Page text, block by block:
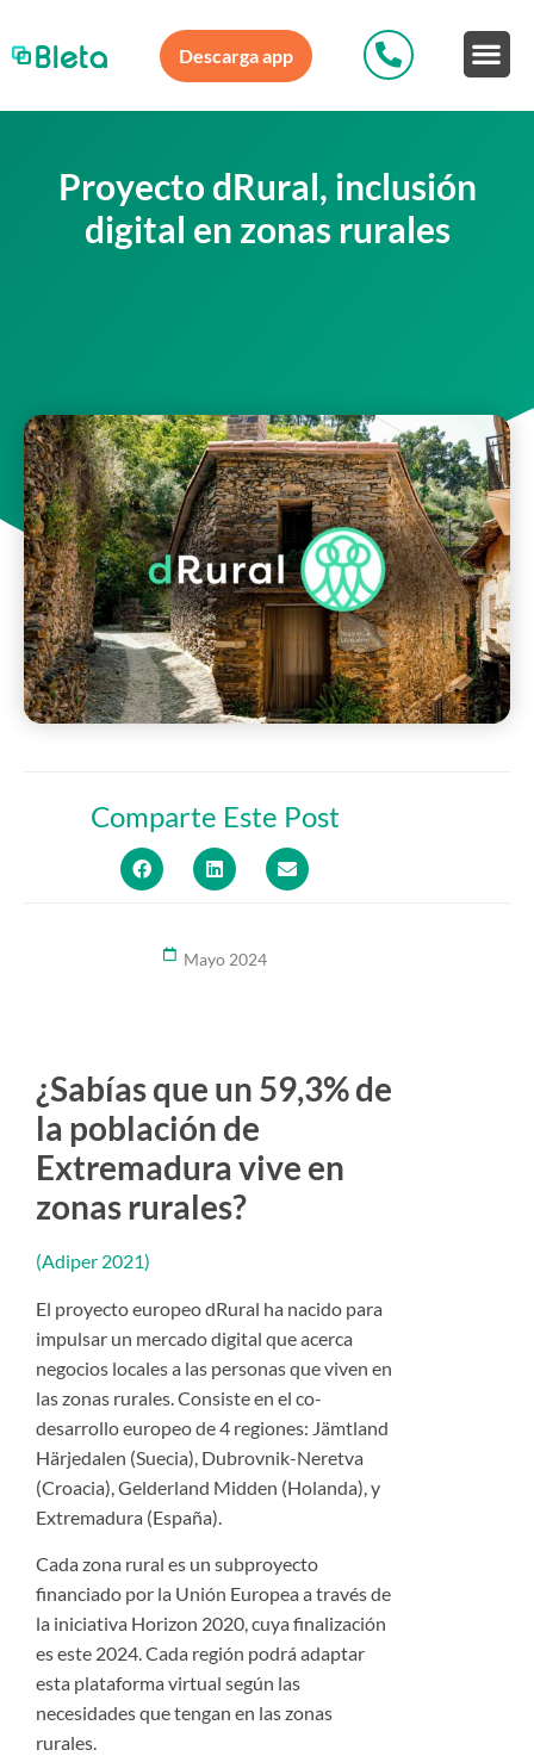
Descarga app
Proyecto dRural, inclusión
digital en zonas rurales
Comparte Este Post
Mayo 2024
¿Sabías que un 59,3% de
la población de
Extremadura vive en
zonas rurales?
(Adiper 2021)
El proyecto europeo dRural ha nacido para
impulsar un mercado digital que acerca
negocios locales a las personas que viven en
las zonas rurales. Consiste en el co-
desarrollo europeo de 4 regiones: Jämtland
Härjedalen (Suecia), Dubrovnik-Neretva
(Croacia), Gelderland Midden (Holanda), y
Extremadura (España).
Cada zona rural es un subproyecto
financiado por la Unión Europea a través de
la iniciativa Horizon 2020, cuya finalización
es este 2024. Cada región podrá adaptar
esta plataforma virtual según las
necesidades que tengan en las zonas
rurales.